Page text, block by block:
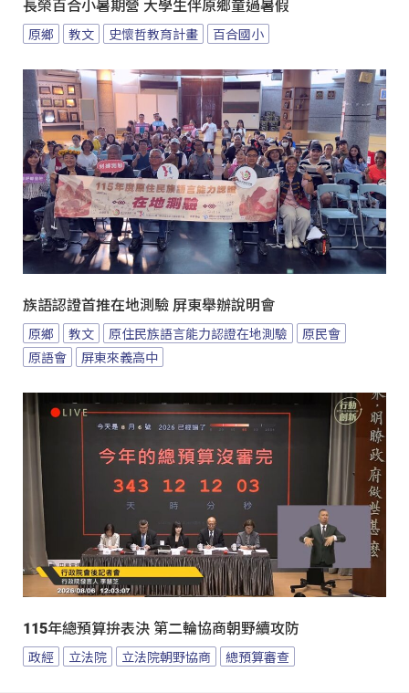
長榮百合小暑期營 大學生伴原鄉童過暑假
原鄉 教文 史懷哲教育計畫 百合國小
族語認證首推在地測驗 屏東舉辦說明會
原鄉 教文 原住民族語言能力認證在地測驗
原民會
原語會
屏東來義高中
115年總預算拚表決 第二輪協商朝野續攻防
政經 立法院 立法院朝野協商 總預算審查